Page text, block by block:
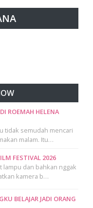
ROEMAH HELENA
tidak semudah mencari
malam. Itu…
FESTIVAL 2026
lampu dan bahkan nggak
kamera b…
BELAJAR JADI ORANG